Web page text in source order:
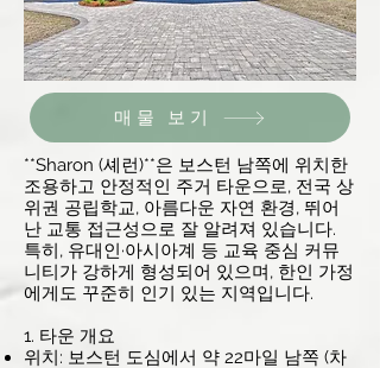
매물 보기
**Sharon (셰런)**은 보스턴 남쪽에 위치한
조용하고 안정적인 주거 타운으로, 전국 상
위권 공립학교, 아름다운 자연 환경, 뛰어
난 교통 접근성으로 잘 알려져 있습니다.
특히, 유대인·아시아계 등 교육 중심 커뮤
니티가 강하게 형성되어 있으며, 한인 가정
에게도 꾸준히 인기 있는 지역입니다.
1. 타운 개요
위치: 보스턴 도심에서 약 22마일 남쪽 (차